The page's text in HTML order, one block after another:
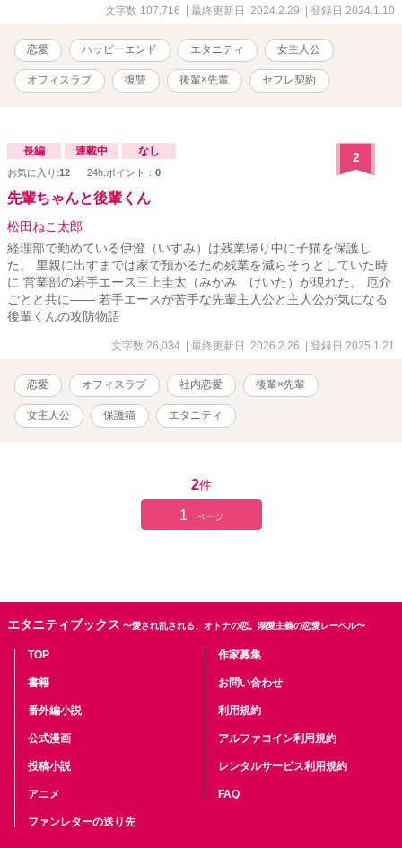
んなのあり？ とりあえず、相性を確かめようと彼のマンションへ行
とは？ 夜のサブスク契約ってどういうこと！？ 復讐したいけど、復
讐の仕方がわからない。性根の優しい花音と、おぞましい執着を見
せる燎子。 2人の関係性のヒミツとは……！！？ 夜のサブスク契約
はどうなる！？ 藤原花音(ふじわら かのん) 28歳 永井篤人(なが
文字数 107,716 | 最終更新日 2024.2.29 | 登録日 2024.1.10
恋愛 ハッピーエンド エタニティ 女主人公
オフィスラブ 復讐 後輩×先輩 セフレ契約
長編 連載中 なし
お気に入り:12 24h.ポイント： 0
2
先輩ちゃんと後輩くん
松田ねこ太郎
経理部で勤めている伊澄（いすみ）は残業帰り中に子猫を保護し
た。 里親に出すまでは家で預かるため残業を減らそうとしていた時
に 営業部の若手エース三上圭太（みかみ けいた）が現れた。 厄介
ごとと共に―― 若手エースが苦手な先輩主人公と主人公が気になる
後輩くんの攻防物語
文字数 26,034 | 最終更新日 2026.2.26 | 登録日 2025.1.21
恋愛 オフィスラブ 社内恋愛 後輩×先輩
女主人公 保護猫 エタニティ
2件
1 ページ
エタニティブックス 〜愛され乱される、オトナの恋。溺愛主義の恋愛レーベル〜
TOP
書籍
番外編小説
公式漫画
投稿小説
アニメ
ファンレターの送り先
作家募集
お問い合わせ
利用規約
アルファコイン利用規約
レンタルサービス利用規約
FAQ